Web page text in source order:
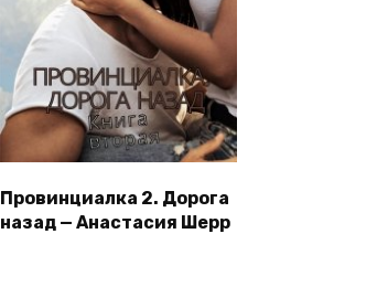
Провинциалка 2. Дорога
назад — Анастасия Шерр